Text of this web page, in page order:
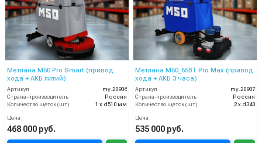
Метлана М50 Pro Smart (привод
хода + АКБ литий)
Артикул
my.20906
Страна-производитель
Россия
Количество щеток (шт)
1 х d510 мм
Цена
468 000 руб.
Метлана М50_65BT Pro Max (привод
хода + АКБ 3 часа)
Артикул
my.20907
Страна-производитель
Россия
Количество щеток (шт)
2 х d340
Цена
535 000 руб.